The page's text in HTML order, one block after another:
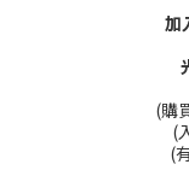
加
(購
(
(